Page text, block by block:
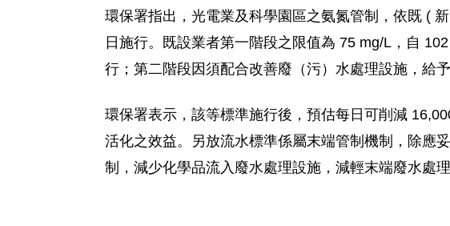
環保署指出，光電業及科學園區之氨氮管制，依既 (
日施行。既設業者第一階段之限值為 75 mg/L，自
行；第二階段因須配合改善廢（污）水處理設施，給
環保署表示，該等標準施行後，預估每日可削減
活化之效益。另放流水標準係屬末端管制機制，除應
制，減少化學品流入廢水處理設施，減輕末端廢水處理